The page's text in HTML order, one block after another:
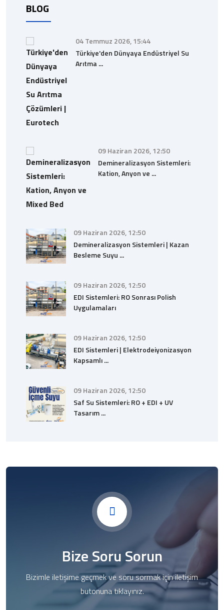
BLOG
04 Temmuz 2026, 15:44
Türkiye'den Dünyaya Endüstriyel Su
Arıtma ...
09 Haziran 2026, 12:50
Demineralizasyon Sistemleri:
Kation, Anyon ve ...
09 Haziran 2026, 12:50
Demineralizasyon Sistemleri | Kazan
Besleme Suyu ...
09 Haziran 2026, 12:50
EDI Sistemleri: RO Sonrası Polish
Uygulamaları
09 Haziran 2026, 12:50
EDI Sistemleri | Elektrodeiyonizasyon
Kapsamlı ...
09 Haziran 2026, 12:50
Saf Su Sistemleri: RO + EDI + UV
Tasarım ...
Bize Soru Sorun
Bizimle iletişime geçmek ve soru sormak için iletişim
butonuna tıklayınız.